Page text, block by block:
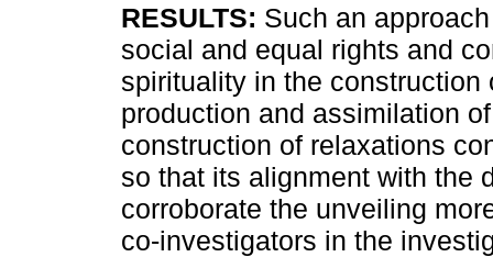
RESULTS: Such an
social and equal rights and
spirituality in the construction
production and assimilation
construction of relaxations
so that its alignment with the
corroborate the unveiling
co-investigators in the